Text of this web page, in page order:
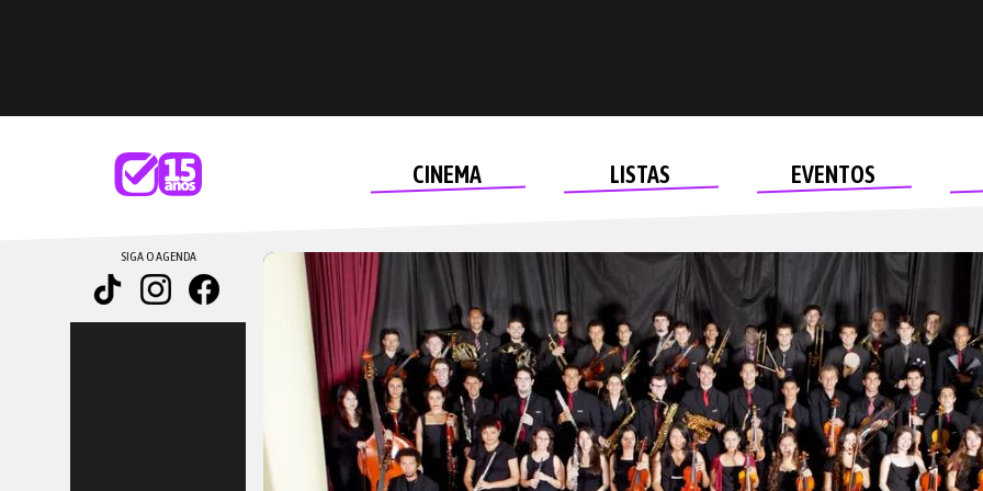
CINEMA LISTAS EVENTOS
SIGA O AGENDA